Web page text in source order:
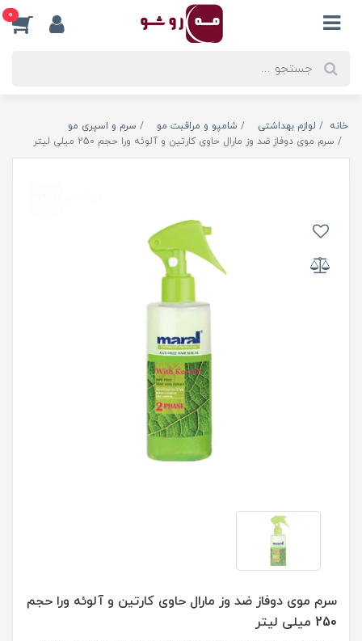
0
خانه لوازم بهداشتی شامپو و مراقبت مو
سرم و اسپری مو
سرم موی دوفاز ضد وز مارال حاوی کارتین و آلوئه ورا حجم 250 میلی لیتر
سرم موی دوفاز ضد وز مارال حاوی کارتین و آلوئه ورا حجم
250 میلی لیتر